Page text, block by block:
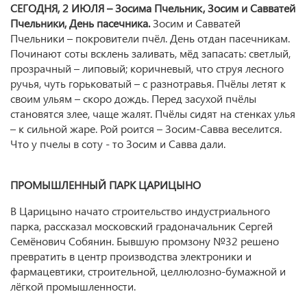
СЕГОДНЯ, 2 ИЮЛЯ – Зосима Пчельник, Зосим и Савватей
Пчельники, День пасечника.Зосим и Савватей
Пчельники – покровители пчёл. День отдан пасечникам.
Починают соты всклень заливать, мёд запасать: светлый,
прозрачный – липовый; коричневый, что струя лесного
ручья, чуть горьковатый – с разнотравья. Пчёлы летят к
своим ульям – скоро дождь. Перед засухой пчёлы
становятся злее, чаще жалят. Пчёлы сидят на стенках улья
– к сильной жаре. Рой роится – Зосим-Савва веселится.
Что у пчелы в соту - то Зосим и Савва дали.
ПРОМЫШЛЕННЫЙ ПАРК ЦАРИЦЫНО
В Царицыно начато строительство индустриального
парка, рассказал московский градоначальник Сергей
Семёнович Собянин. Бывшую промзону №32 решено
превратить в центр производства электроники и
фармацевтики, строительной, целлюлозно-бумажной и
лёгкой промышленности.